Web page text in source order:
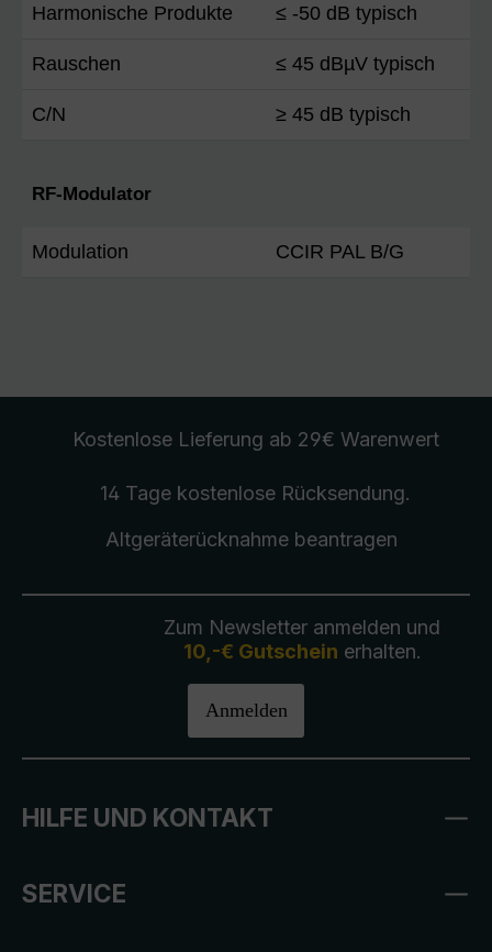
Harmonische Produkte ≤ -50 dB typisch
Rauschen ≤ 45 dBµV typisch
C/N ≥ 45 dB typisch
RF-Modulator
Modulation CCIR PAL B/G
Kostenlose Lieferung ab 29€ Warenwert
14 Tage kostenlose Rücksendung.
Altgeräterücknahmebeantragen
Zum Newsletter anmelden und
10,-€ Gutschein erhalten.
Anmelden
HILFE UND KONTAKT
SERVICE